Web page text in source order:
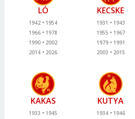
LÓ
1942
1954
1966
1978
1990
2002
2014
2026
KECSKE
1931
1943
1955
1967
1979
1991
2003
2015
KAKAS
1933
1945
KUTYA
1934
1946